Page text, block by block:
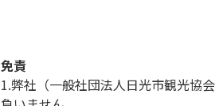
免責
1.弊社（一般社団法人日光市観光協